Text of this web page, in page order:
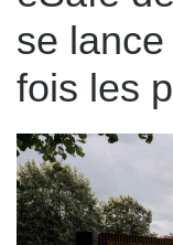
se
fois les